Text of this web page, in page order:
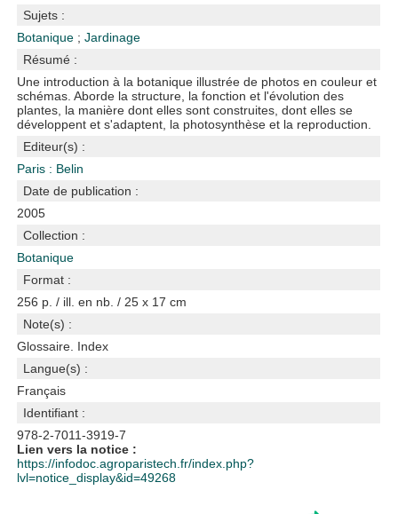
Sujets :
Botanique ;Jardinage
Résumé :
Une introduction à la botanique illustrée de photos en couleur et
schémas. Aborde la structure, la fonction et l'évolution des
plantes, la manière dont elles sont construites, dont elles se
développent et s'adaptent, la photosynthèse et la reproduction.
Editeur(s) :
Paris : Belin
Date de publication :
2005
Collection :
Botanique
Format :
256 p. / ill. en nb. / 25 x 17 cm
Note(s) :
Glossaire. Index
Langue(s) :
Français
Identifiant :
978-2-7011-3919-7
Lien vers la notice :
https://infodoc.agroparistech.fr/index.php?
lvl=notice_display&id=49268